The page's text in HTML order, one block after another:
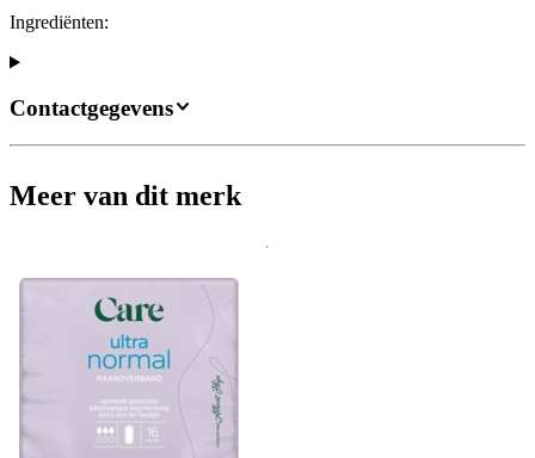
Ingrediënten:
Contactgegevens
Meer van dit merk